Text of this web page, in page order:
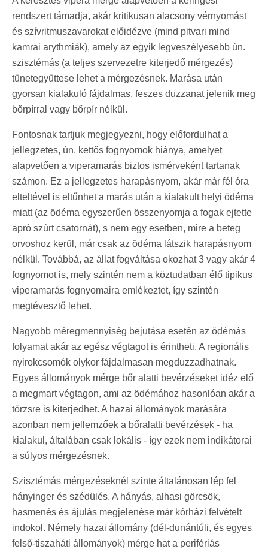
rendszert támadja, akár kritikusan alacsony vérnyomást
és szívritmuszavarokat előidézve (mind pitvari mind
kamrai arythmiák), amely az egyik legveszélyesebb ún.
szisztémás (a teljes szervezetre kiterjedő mérgezés)
tünetegyüttese lehet a mérgezésnek. Marása után
gyorsan kialakuló fájdalmas, feszes duzzanat jelenik meg
bőrpírral vagy bőrpír nélkül.
Fontosnak tartjuk megjegyezni, hogy előfordulhat a
jellegzetes, ún. kettős fognyomok hiánya, amelyet
alapvetően a viperamarás biztos ismérveként tartanak
számon. Ez a jellegzetes harapásnyom, akár már fél óra
elteltével is eltűnhet a marás után a kialakult helyi ödéma
miatt (az ödéma egyszerűen összenyomja a fogak ejtette
apró szúrt csatornát), s nem egy esetben, mire a beteg
orvoshoz kerül, már csak az ödéma látszik harapásnyom
nélkül. Továbbá, az állat fogváltása okozhat 3 vagy akár 4
fognyomot is, mely szintén nem a köztudatban élő tipikus
viperamarás fognyomaira emlékeztet, így szintén
megtévesztő lehet.
Nagyobb méregmennyiség bejutása esetén az ödémás
folyamat akár az egész végtagot is érintheti. A regionális
nyirokcsomók olykor fájdalmasan megduzzadhatnak.
Egyes állományok mérge bőr alatti bevérzéseket idéz elő
a megmart végtagon, ami az ödémához hasonlóan akár a
törzsre is kiterjedhet. A hazai állományok marására
azonban nem jellemzőek a bőralatti bevérzések - ha
kialakul, általában csak lokális - így ezek nem indikátorai
a súlyos mérgezésnek.
Szisztémás mérgezéseknél szinte általánosan lép fel
hányinger és szédülés. A hányás, alhasi görcsök,
hasmenés és ájulás megjelenése már kórházi felvételt
indokol. Némely hazai állomány (dél-dunántúli, és egyes
felső-tiszaháti állományok) mérge hat a perifériás